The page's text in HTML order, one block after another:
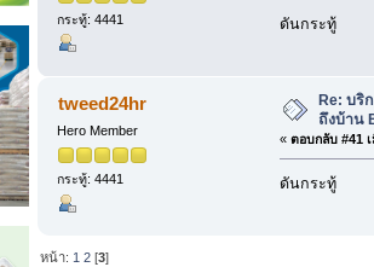
กระทู้: 4441 ดันกระทู้
tweed24hr
Hero Member
กระทู้: 4441
Re: บริ
ถึงบ้าน
« ตอบกลับ #41
ดันกระทู้
หน้า: 1 2 [3]